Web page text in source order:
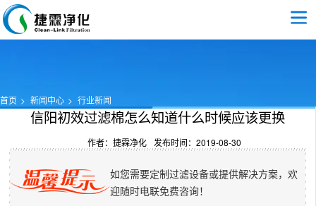
首页 新闻中心 行业新闻
信阳初效过滤棉怎么知道什么时候应该更换
作者：捷霖净化 发布时间：2019-08-30
如您需要定制过滤设备或提供解决方案，欢
迎随时电联免费咨询！